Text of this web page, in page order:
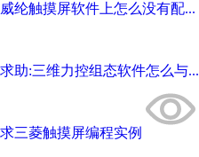
威纶触摸屏软件上怎么没有配...
求助:三维力控组态软件怎么与...
求三菱触摸屏编程实例